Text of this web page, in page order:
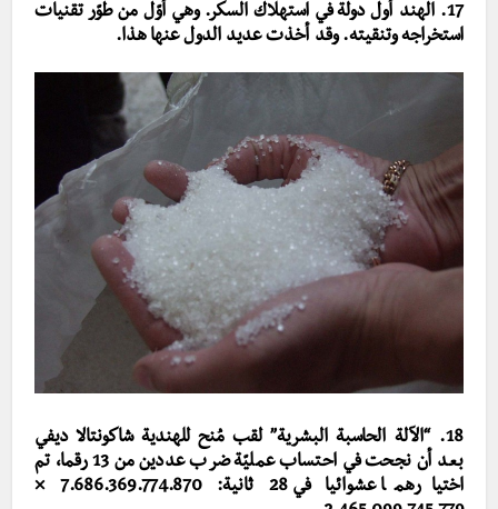
17. الهند أول دولة في استهلاك السكر. وهي أوّل من طوّر تقنيات
استخراجه وتنقيته. وقد أخذت عديد الدول عنها هذا.
18. “الآلة الحاسبة البشرية” لقب مُنح للهندية شا
كونتالا ديفي
بعد أن نجحت في احتساب عمليّة ضرب عددين من 13 رقما، تم
اختيارهما عشوائيا في 28 ثانية: 7.686.369.774.870 ×